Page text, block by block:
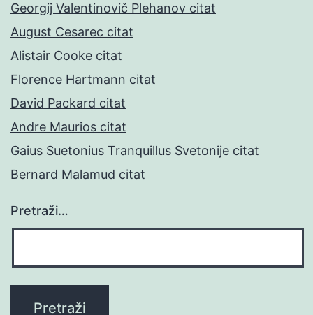
Georgij Valentinovič Plehanov citat
August Cesarec citat
Alistair Cooke citat
Florence Hartmann citat
David Packard citat
Andre Maurios citat
Gaius Suetonius Tranquillus Svetonije citat
Bernard Malamud citat
Pretraži…